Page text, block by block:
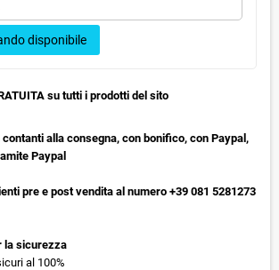
disponibile
su tutti i prodotti del sito
alla consegna, con bonifico, con Paypal,
Paypal
pre e post vendita al numero +39 081 5281273
la sicurezza
al 100%